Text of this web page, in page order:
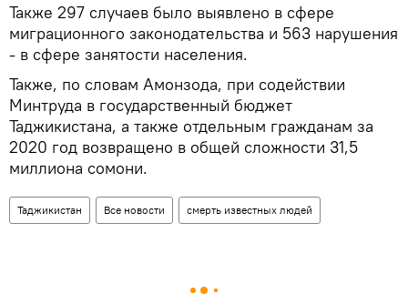
Также 297 случаев было выявлено в сфере
миграционного законодательства и 563 нарушения
- в сфере занятости населения.
Также, по словам Амонзода, при содействии
Минтруда в государственный бюджет
Таджикистана, а также отдельным гражданам за
2020 год возвращено в общей сложности 31,5
миллиона сомони.
Таджикистан Все новости смерть известных людей